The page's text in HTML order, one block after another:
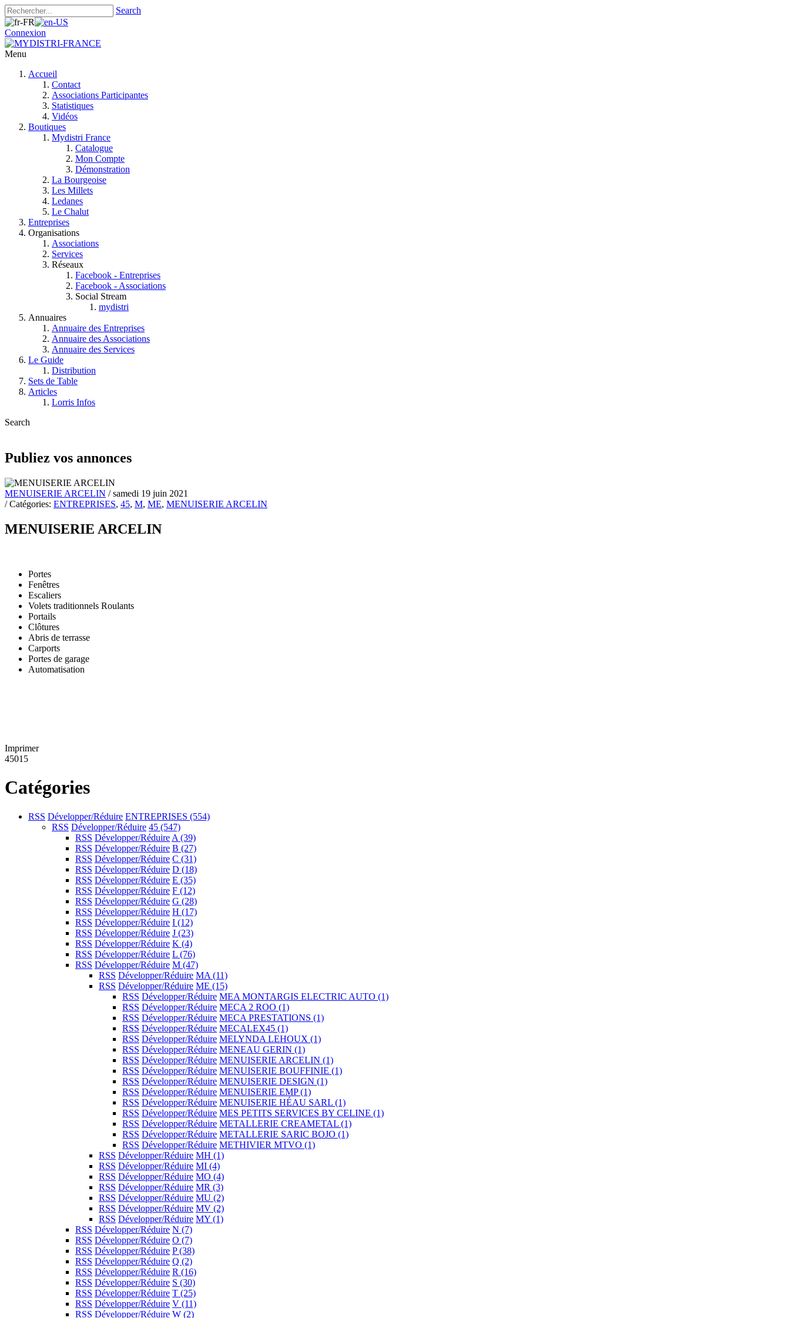
Search
Connexion
Menu
Accueil
Contact
Associations Participantes
Statistiques
Vidéos
Boutiques
Mydistri France
Catalogue
Mon Compte
Démonstration
La Bourgeoise
Les Millets
Ledanes
Le Chalut
Entreprises
Organisations
Associations
Services
Réseaux
Facebook - Entreprises
Facebook - Associations
Social Stream
mydistri
Annuaires
Annuaire des Entreprises
Annuaire des Associations
Annuaire des Services
Le Guide
Distribution
Sets de Table
Articles
Lorris Infos
Search
Publiez vos annonces
MENUISERIE ARCELIN / samedi 19 juin 2021
/ Catégories: ENTREPRISES, 45, M, ME, MENUISERIE ARCELIN
MENUISERIE ARCELIN
Portes
Fenêtres
Escaliers
Volets traditionnels Roulants
Portails
Clôtures
Abris de terrasse
Carports
Portes de garage
Automatisation
Imprimer
45015
Catégories
RSS Développer/Réduire ENTREPRISES (554)
RSS Développer/Réduire 45 (547)
RSS Développer/Réduire A (39)
RSS Développer/Réduire B (27)
RSS Développer/Réduire C (31)
RSS Développer/Réduire D (18)
RSS Développer/Réduire E (35)
RSS Développer/Réduire F (12)
RSS Développer/Réduire G (28)
RSS Développer/Réduire H (17)
RSS Développer/Réduire I (12)
RSS Développer/Réduire J (23)
RSS Développer/Réduire K (4)
RSS Développer/Réduire L (76)
RSS Développer/Réduire M (47)
RSS Développer/Réduire MA (11)
RSS Développer/Réduire ME (15)
RSS Développer/Réduire MEA MONTARGIS ELECTRIC AUTO (1)
RSS Développer/Réduire MECA 2 ROO (1)
RSS Développer/Réduire MECA PRESTATIONS (1)
RSS Développer/Réduire MECALEX45 (1)
RSS Développer/Réduire MELYNDA LEHOUX (1)
RSS Développer/Réduire MENEAU GERIN (1)
RSS Développer/Réduire MENUISERIE ARCELIN (1)
RSS Développer/Réduire MENUISERIE BOUFFINIE (1)
RSS Développer/Réduire MENUISERIE DESIGN (1)
RSS Développer/Réduire MENUISERIE EMP(1)
RSS Développer/Réduire MENUISERIE HÉAU SARL (1)
RSS Développer/Réduire MES PETITS SERVICES BY CELINE (1)
RSS Développer/Réduire METALLERIE CREAMETAL (1)
RSS Développer/Réduire METALLERIE SARIC BOJO (1)
RSS Développer/Réduire METHIVIER MTVO (1)
RSS Développer/Réduire MH (1)
RSS Développer/Réduire MI (4)
RSS Développer/Réduire MO (4)
RSS Développer/Réduire MR (3)
RSS Développer/Réduire MU (2)
RSS Développer/Réduire MV (2)
RSS Développer/Réduire MY (1)
RSS Développer/Réduire N (7)
RSS Développer/Réduire O (7)
RSS Développer/Réduire P(38)
RSS Développer/Réduire Q (2)
RSS Développer/Réduire R (16)
RSS Développer/Réduire S (30)
RSS Développer/Réduire T (25)
RSS Développer/Réduire V (11)
RSS Développer/Réduire W (2)